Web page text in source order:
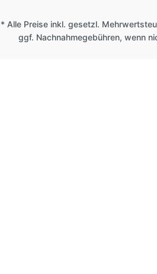
* Alle Preise inkl. gesetzl.
ggf. Nachnahmegebühren, wenn